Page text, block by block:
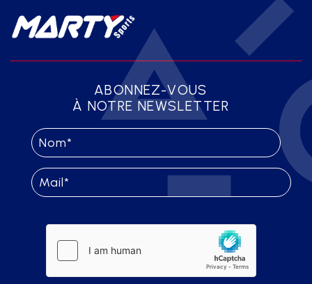
ABONNEZ-VOUS
À NOTRE NEWSLETTER